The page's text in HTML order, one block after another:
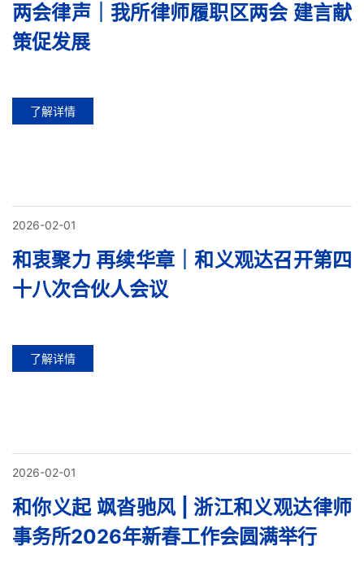
两会律声｜我所律师履职区两会 建言献
策促发展
了解详情
2026-02-01
和衷聚力 再续华章｜和义观达召开第四
十八次合伙人会议
了解详情
2026-02-01
和你义起 飒沓驰风 | 浙江和义观达律师
事务所2026年新春工作会圆满举行